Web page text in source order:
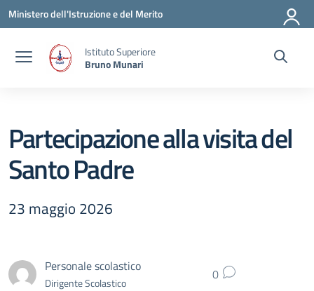
Vai ai contenuti
Vai al menu di navigazione
Vai al footer
Ministero dell'Istruzione e del Merito
Istituto Superiore
Bruno Munari
Partecipazione alla visita del
Santo Padre
23 maggio 2026
Personale scolastico
Dirigente Scolastico 0